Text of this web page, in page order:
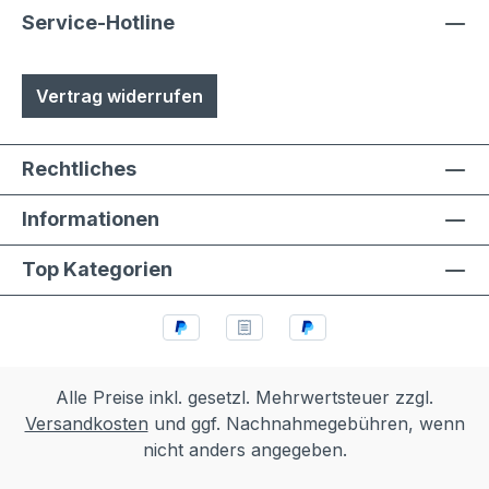
eloxierte Oberflächen, eine
auch Kunststoffbeschichtung genannt) mit
Polyesterpulver in Fassadenqualität, dies
Stärke der Pulverbeschichtung
Service-Hotline
Vertrag widerrufen
Rechtliches
Informationen
Top Kategorien
Alle Preise inkl. gesetzl. Mehrwertsteuer zzgl.
Versandkosten und ggf. Nachnahmegebühren, wenn
nicht anders angegeben.